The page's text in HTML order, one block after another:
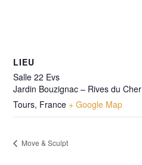
LIEU
Salle 22 Evs
Jardin Bouzignac – Rives du Cher
Tours, France + Google Map
Move & Sculpt